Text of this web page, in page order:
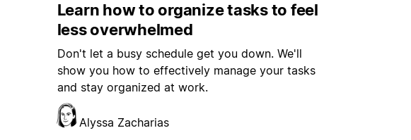
Learn how to organize tasks to feel
less overwhelmed
Don't let a busy schedule get you down. We'll
show you how to effectively manage your tasks
and stay organized at work.
Alyssa Zacharias